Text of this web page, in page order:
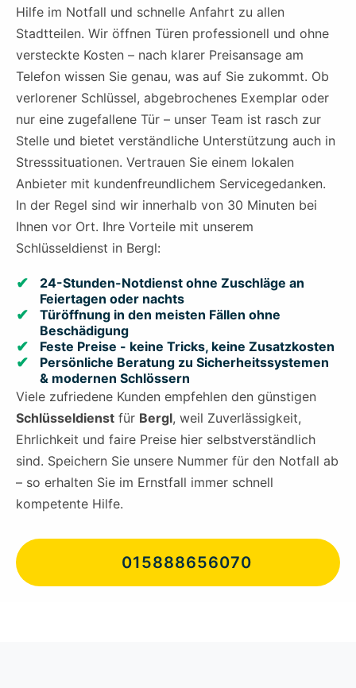
Hilfe im Notfall und schnelle Anfahrt zu allen
Stadtteilen. Wir öffnen Türen professionell und ohne
versteckte Kosten – nach klarer Preisansage am
Telefon wissen Sie genau, was auf Sie zukommt. Ob
verlorener Schlüssel, abgebrochenes Exemplar oder
nur eine zugefallene Tür – unser Team ist rasch zur
Stelle und bietet verständliche Unterstützung auch in
Stresssituationen. Vertrauen Sie einem lokalen
Anbieter mit kundenfreundlichem Servicegedanken.
In der Regel sind wir innerhalb von 30 Minuten bei
Ihnen vor Ort. Ihre Vorteile mit unserem
Schlüsseldienst in Bergl:
24-Stunden-Notdienst ohne Zuschläge an
Feiertagen oder nachts
Türöffnung in den meisten Fällen ohne
Beschädigung
Feste Preise - keine Tricks, keine Zusatzkosten
Persönliche Beratung zu Sicherheitssystemen
& modernen Schlössern
Viele zufriedene Kunden empfehlen den günstigen
Schlüsseldienst für Bergl, weil Zuverlässigkeit,
Ehrlichkeit und faire Preise hier selbstverständlich
sind. Speichern Sie unsere Nummer für den Notfall ab
– so erhalten Sie im Ernstfall immer schnell
kompetente Hilfe.
015888656070